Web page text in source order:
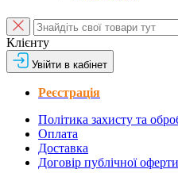
Клієнту
Увійти в кабінет
Реєстрація
Політика захисту та
Оплата
Доставка
Договір публічної оферти